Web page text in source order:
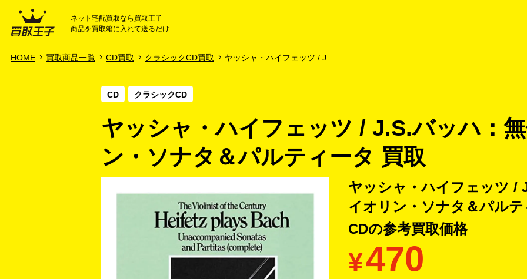
HOME
ネット宅配買取なら買取王子
商品を買取箱に入れて送るだけ
HOME 買取商品一覧 CD買取 クラシックCD買取 ヤッシャ・ハイフェッツ / J....
CD クラシックCD
ヤッシャ・ハイフェッツ / J.S.バッハ：
ン・ソナタ＆パルティータ 買取
ヤッシャ・ハイフェッツ /
イオリン・ソナタ＆パル
CDの参考買取価格
¥470